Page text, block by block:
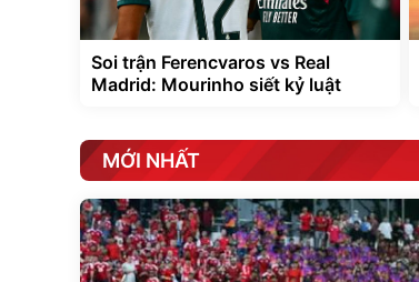
Soi trận Ferencvaros vs Real
Madrid: Mourinho siết kỷ luật
MỚI NHẤT